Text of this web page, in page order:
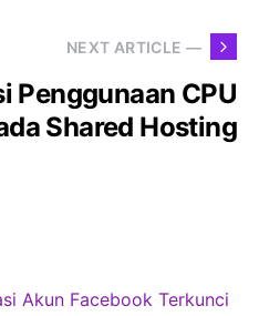
NEXT ARTICLE —
Penggunaan CPU
Shared Hosting
Akun Facebook Terkunci